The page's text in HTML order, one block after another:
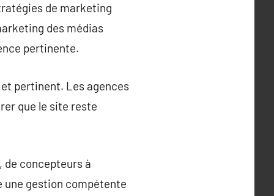
de marketing
des médias
pertinente.
pertinent. Les agences
que le site reste
concepteurs à
une gestion compétente